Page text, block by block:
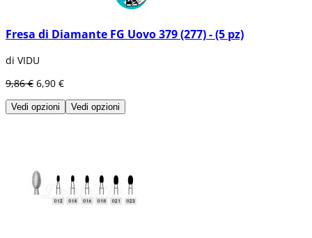
Fresa di Diamante FG Uovo 379 (277) - (5 pz)
di VIDU
9,86 € 6,90 €
Vedi opzioni Vedi opzioni